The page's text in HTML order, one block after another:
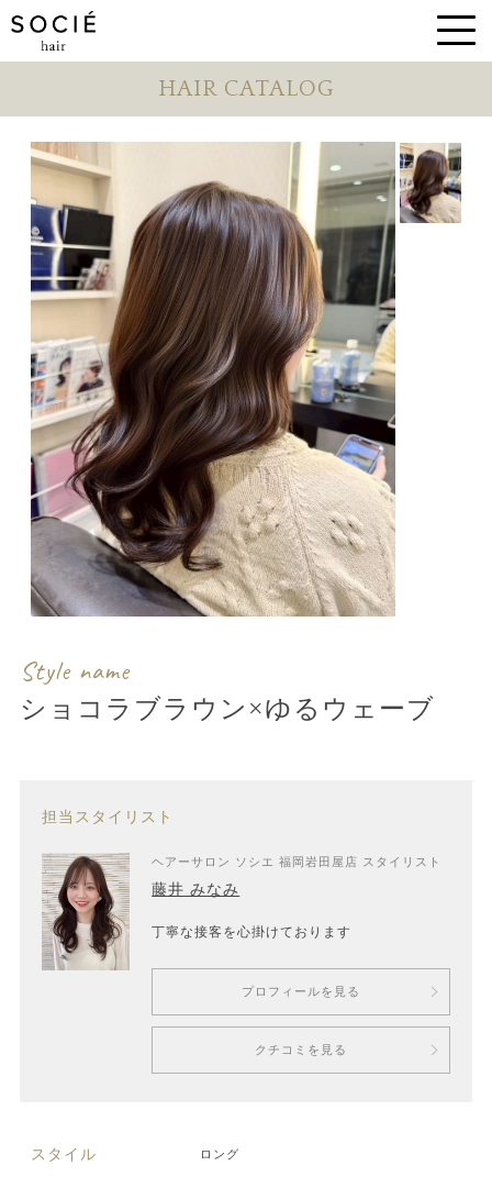
HAIR CATALOG
Style name
ショコラブラウン×ゆるウェーブ
担当スタイリスト
ヘアーサロン ソシエ 福岡岩田屋店 スタイリスト
藤井 みなみ
丁寧な接客を心掛けております
プロフィールを見る
クチコミを見る
スタイル ロング